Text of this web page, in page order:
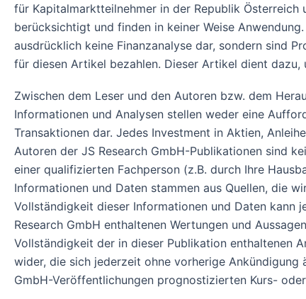
für Kapitalmarktteilnehmer in der Republik
berücksichtigt und finden in keiner Weise
ausdrücklich keine Finanzanalyse dar, sondern sind
für diesen Artikel bezahlen. Dieser Artikel dient
Zwischen dem Leser und den Autoren bzw. dem
Informationen und Analysen stellen weder eine
Transaktionen dar. Jedes Investment in Aktien,
Autoren der JS Research GmbH-Publikationen sind
einer qualifizierten Fachperson (z.B. durch Ihre
Informationen und Daten stammen aus Quellen, die
Vollständigkeit dieser Informationen und Daten kann
Research GmbH enthaltenen Wertungen und
Vollständigkeit der in dieser Publikation enthaltenen
wider, die sich jederzeit ohne vorherige
GmbH-Veröffentlichungen prognostizierten Kurs-